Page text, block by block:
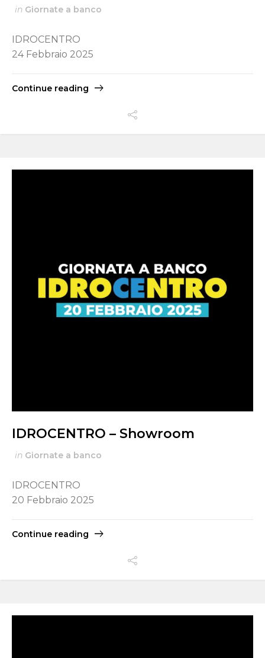
in Giornate a banco
IDROCENTRO
24 Febbraio 2025
Continue reading
IDROCENTRO – Showroom
in Giornate a banco
IDROCENTRO
20 Febbraio 2025
Continue reading